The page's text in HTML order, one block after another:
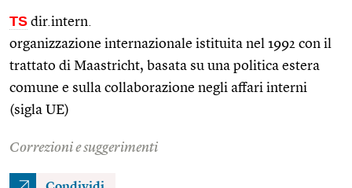
TS dir.intern.
organizzazione internazionale istituita nel 1992 con il
trattato di Maastricht, basata su una politica estera
comune e sulla collaborazione negli affari interni
(sigla UE)
Correzioni e suggerimenti